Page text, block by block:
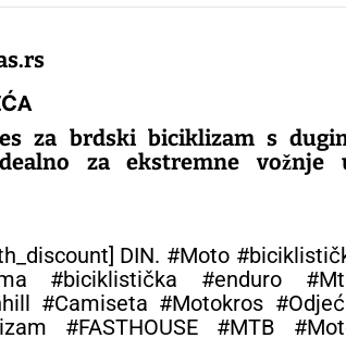
za brdski biciklizam s
za ekstremne vožnje
DIN. #Moto
#biciklistička #enduro
#Camiseta #Motokros
#FASTHOUSE #MTB